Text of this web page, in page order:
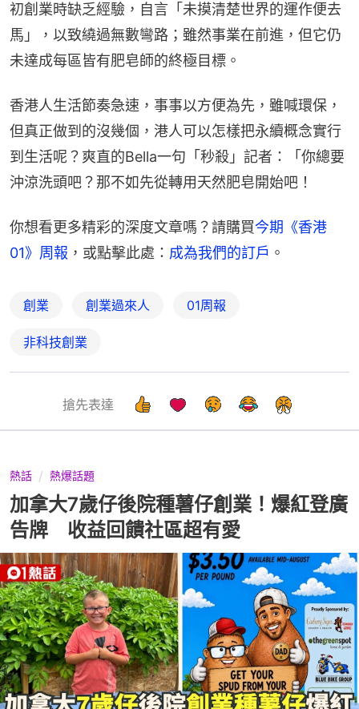
初創業時缺乏經驗，自言「未摸清楚世界的運作便去
馬」，以致繞過無數彎路；雖然事業在前進，但它仍
未達成每區皆有肥皂師的終極目標。
香港人生活節奏急速，事事以方便為先，雖喊環保，
但真正做到的沒幾個，港人可以怎樣把永續概念實行
到生活呢？爽直的Bella一句「秒殺」記者：「你總要
沖涼洗頭吧？那不如先從轉用天然肥皂開始吧！
你想看更多精彩的深度文章嗎？請購買今期《香港
01》周報 ，或點擊此處： 成為我們的訂戶 。
創業 創業過來人 01周報
非科技創業
搶先表達
熱話 熱爆話題
加拿大7歲仔後院種薯仔創業！爆紅登廣
告牌 收益回饋社區超有愛